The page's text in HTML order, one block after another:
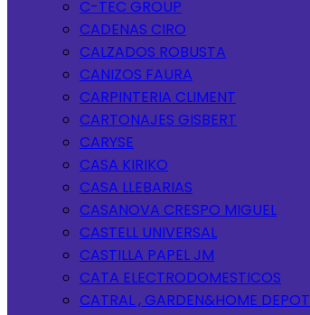
C-TEC GROUP
CADENAS CIRO
CALZADOS ROBUSTA
CANIZOS FAURA
CARPINTERIA CLIMENT
CARTONAJES GISBERT
CARYSE
CASA KIRIKO
CASA LLEBARIAS
CASANOVA CRESPO MIGUEL
CASTELL UNIVERSAL
CASTILLA PAPEL JM
CATA ELECTRODOMESTICOS
CATRAL , GARDEN&HOME DEPOT